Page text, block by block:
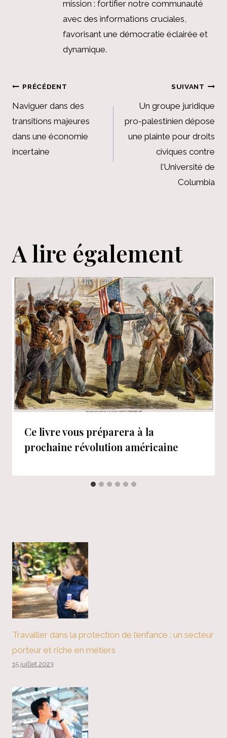
mission : fortifier notre communauté
avec des informations cruciales,
favorisant une démocratie éclairée et
dynamique.
Navigation
de
l’article
PRÉCÉDENT
Naviguer dans des
transitions majeures
dans une économie
incertaine
SUIVANT
Un groupe juridique
pro-palestinien dépose
une plainte pour droits
civiques contre
l’Université de
Columbia
A lire également
Ce livre vous préparera à la
prochaine révolution américaine
Travailler dans la protection de l’enfance : un secteur
porteur et riche en métiers
15 juillet 2023